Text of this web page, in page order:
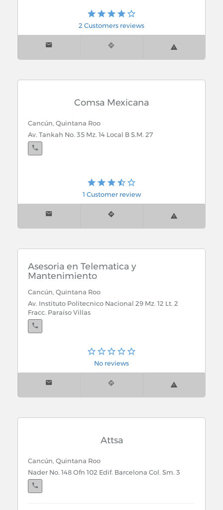
2 Customers reviews
Comsa Mexicana
Cancún, Quintana Roo
Av. Tankah No. 35 Mz. 14 Local B S.M. 27
1 Customer review
Asesoria en Telematica y
Mantenimiento
Cancún, Quintana Roo
Av. Instituto Politecnico Nacional 29 Mz. 12 Lt. 2
Fracc. Paraíso Villas
No reviews
Attsa
Cancún, Quintana Roo
Nader No. 148 Ofn 102 Edif. Barcelona Col. Sm. 3